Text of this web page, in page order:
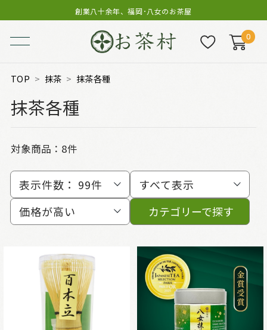
創業八十余年、福岡･八女のお茶屋
0
TOP 抹茶 抹茶各種
抹茶各種
対象商品： 8件
表示件数： 99件
すべて表示
価格が高い
カテゴリーで探す